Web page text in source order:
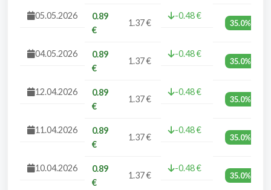
05.05.2026
0.89
€
1.37 €
-0.48 €
35.0%
04.05.2026
0.89
€
1.37 €
-0.48 €
35.0%
12.04.2026
0.89
€
1.37 €
-0.48 €
35.0%
11.04.2026
0.89
€
1.37 €
-0.48 €
35.0%
10.04.2026
0.89
€
1.37 €
-0.48 €
35.0%